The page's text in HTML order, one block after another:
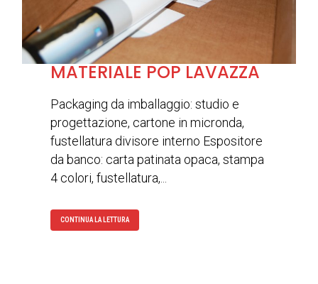
MATERIALE POP LAVAZZA
Packaging da imballaggio: studio e
progettazione, cartone in micronda,
fustellatura divisore interno Espositore
da banco: carta patinata opaca, stampa
4 colori, fustellatura,...
CONTINUA LA LETTURA